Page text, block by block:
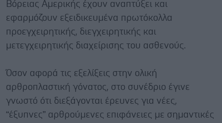
Βόρειας Αμερικής έχουν αναπτύξει και
εφαρμόζουν εξειδικευμένα πρωτόκολλα
προεγχειρητικής, διεγχειρητικής και
μετεγχειρητικής διαχείρισης του ασθενούς.
Όσον αφορά τις εξελίξεις στην ολική
αρθροπλαστική γόνατος, στο συνέδριο έγινε
γνωστό ότι διεξάγονται έρευνες για νέες,
“έξυπνες” αρθρούμενες επιφάνειες με σημαντικές